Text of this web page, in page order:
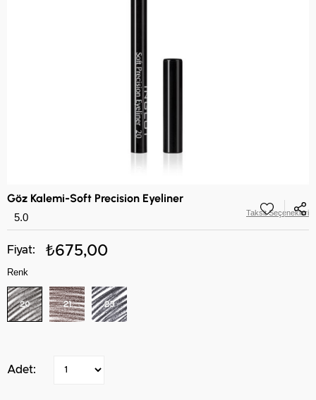
Göz Kalemi-Soft Precision Eyeliner
5.0
₺675,00
Taksit Seçenekleri
Renk